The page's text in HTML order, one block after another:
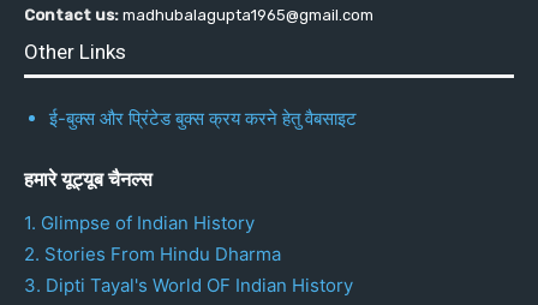
Contact us: madhubalagupta1965@gmail.com
Other Links
ई-बुक्स और प्रिंटेड बुक्स क्रय करने हेतु वैबसाइट
हमारे यूट्यूब चैनल्स
1. Glimpse of Indian History
2. Stories From Hindu Dharma
3. Dipti Tayal's World OF Indian History